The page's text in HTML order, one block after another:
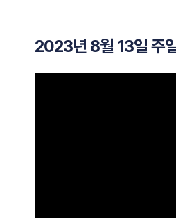
2023년 8월 13일 주